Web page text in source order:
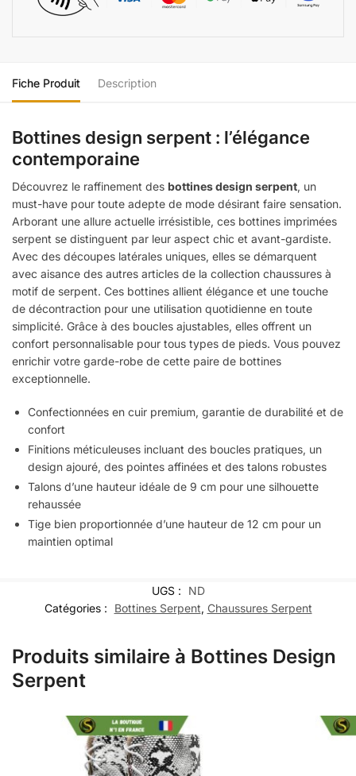
Fiche Produit Description
Bottines design serpent : l’élégance
contemporaine
Découvrez le raffinement des bottines design serpent, un
must-have pour toute adepte de mode désirant faire sensation.
Arborant une allure actuelle irrésistible, ces bottines imprimées
serpent se distinguent par leur aspect chic et avant-gardiste.
Avec des découpes latérales uniques, elles se démarquent
avec aisance des autres articles de la collection chaussures à
motif de serpent. Ces bottines allient élégance et une touche
de décontraction pour une utilisation quotidienne en toute
simplicité. Grâce à des boucles ajustables, elles offrent un
confort personnalisable pour tous types de pieds. Vous pouvez
enrichir votre garde-robe de cette paire de bottines
exceptionnelle.
Confectionnées en cuir premium, garantie de durabilité et de
confort
Finitions méticuleuses incluant des boucles pratiques, un
design ajouré, des pointes affinées et des talons robustes
Talons d’une hauteur idéale de 9 cm pour une silhouette
rehaussée
Tige bien proportionnée d’une hauteur de 12 cm pour un
maintien optimal
UGS :
ND
Catégories :
Bottines Serpent, Chaussures Serpent
Produits similaire à Bottines Design
Serpent